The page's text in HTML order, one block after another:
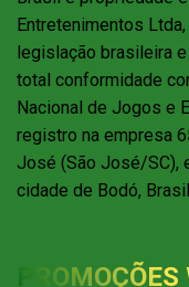
Entretenimentos
legislação brasileira
total conformidade
Nacional de Jogos e
registro na empresa
José (São José/SC),
cidade de Bodó,
PROMOÇÕES